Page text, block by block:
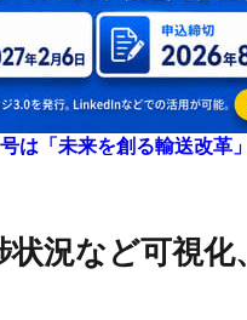
は「未来を創る輸送改革